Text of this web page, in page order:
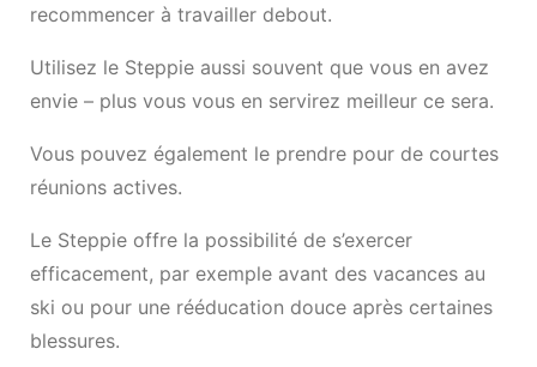
recommencer à travailler debout.
Utilisez le Steppie aussi souvent que vous en avez
envie – plus vous vous en servirez meilleur ce sera.
Vous pouvez également le prendre pour de courtes
réunions actives.
Le Steppie offre la possibilité de s’exercer
efficacement, par exemple avant des vacances au
ski ou pour une rééducation douce après certaines
blessures.